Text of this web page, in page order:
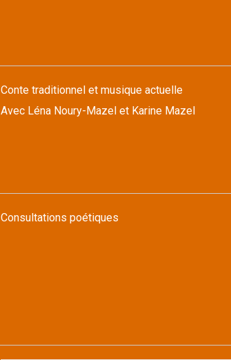
Conte traditionnel et musique actuelle
Avec Léna Noury-Mazel et Karine Mazel
Consultations poétiques